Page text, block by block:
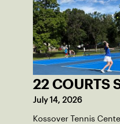
22 COURTS
July 14, 2026
Kossover Tennis